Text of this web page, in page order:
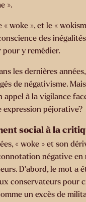
».
« woke », et le «
des
pour y remédier.
les dernières
de négativisme.
appel à la vigilance
expression péjorative?
social à la
« woke » et son
négative en
D’abord, le mot a
conservateurs pour
un excès de